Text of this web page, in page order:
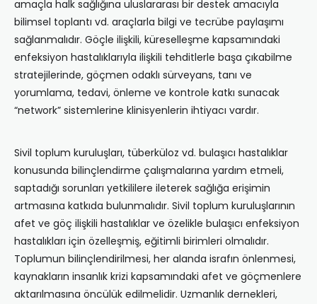
amaçla halk sağlığına uluslararası bir destek amacıyla
bilimsel toplantı vd. araçlarla bilgi ve tecrübe paylaşımı
sağlanmalıdır. Göçle ilişkili, küreselleşme kapsamındaki
enfeksiyon hastalıklarıyla ilişkili tehditlerle başa çıkabilme
stratejilerinde, göçmen odaklı sürveyans, tanı ve
yorumlama, tedavi, önleme ve kontrole katkı sunacak
“network” sistemlerine klinisyenlerin ihtiyacı vardır.
Sivil toplum kuruluşları, tüberküloz vd. bulaşıcı hastalıklar
konusunda bilinçlendirme çalışmalarına yardım etmeli,
saptadığı sorunları yetkililere ileterek sağlığa erişimin
artmasına katkıda bulunmalıdır. Sivil toplum kuruluşlarının
afet ve göç ilişkili hastalıklar ve özelikle bulaşıcı enfeksiyon
hastalıkları için özelleşmiş, eğitimli birimleri olmalıdır.
Toplumun bilinçlendirilmesi, her alanda israfın önlenmesi,
kaynakların insanlık krizi kapsamındaki afet ve göçmenlere
aktarılmasına öncülük edilmelidir. Uzmanlık dernekleri,